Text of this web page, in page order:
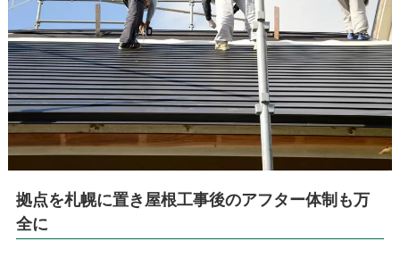
拠点を札幌に置き屋根工事後のアフター体制も万
全に